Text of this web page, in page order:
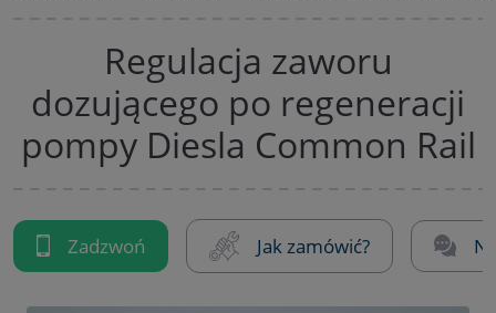
Regulacja zaworu
dozującego po regeneracji
pompy Diesla Common Rail
Zadzwoń Jak zamówić?